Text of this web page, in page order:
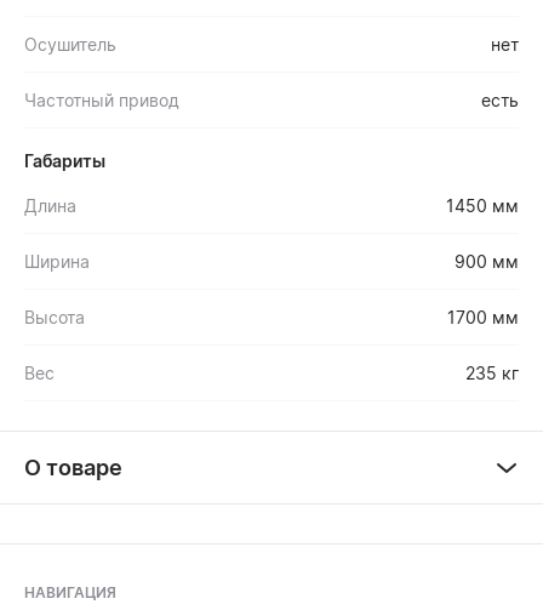
Осушитель нет
Частотный привод есть
Габариты
Длина 1450 мм
Ширина 900 мм
Высота 1700 мм
Вес 235 кг
О товаре
НАВИГАЦИЯ